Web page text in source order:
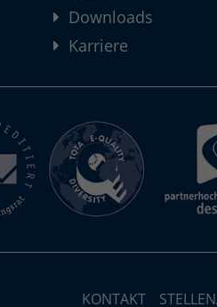
Downloads
Karriere
KONTAKT